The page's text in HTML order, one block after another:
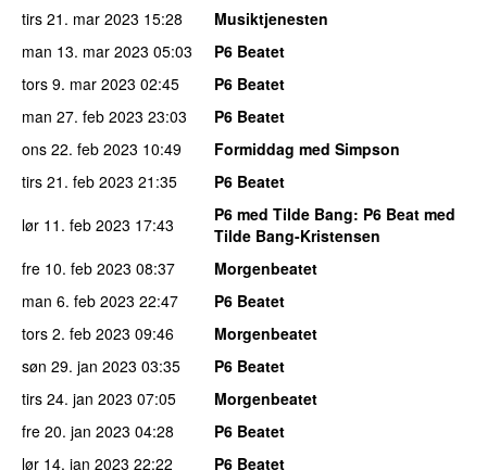
tirs 21. mar 2023 15:28
Musiktjenesten
man 13. mar 2023 05:03
P6 Beatet
tors 9. mar 2023 02:45
P6 Beatet
man 27. feb 2023 23:03
P6 Beatet
ons 22. feb 2023 10:49
Formiddag med Simpson
tirs 21. feb 2023 21:35
P6 Beatet
lør 11. feb 2023 17:43 P6 med Tilde Bang: P6 Beat med
Tilde Bang-Kristensen
fre 10. feb 2023 08:37
Morgenbeatet
man 6. feb 2023 22:47
P6 Beatet
tors 2. feb 2023 09:46
Morgenbeatet
søn 29. jan 2023 03:35
P6 Beatet
tirs 24. jan 2023 07:05
Morgenbeatet
fre 20. jan 2023 04:28
P6 Beatet
lør 14. jan 2023 22:22 P6 Beatet